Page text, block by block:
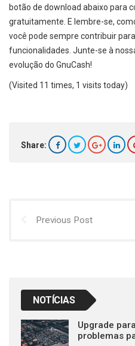
botão de download abaixo para
gratuitamente. E lembre-se,
você pode sempre contribuir
funcionalidades. Junte-se à
evolução do GnuCash!
(Visited 11 times, 1 visits today)
Share:
Previous Post
NOTÍCIAS
Upgrade
problemas